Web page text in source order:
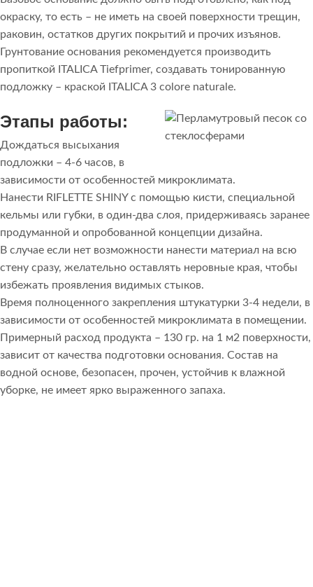
окраску, то есть – не иметь на своей поверхности трещин,
раковин, остатков других покрытий и прочих изъянов.
Грунтование основания рекомендуется производить
пропиткой ITALICA Tiefprimer, создавать тонированную
подложку – краской ITALICA 3 colore naturale.
Этапы работы:
Дождаться высыхания
подложки – 4-6 часов, в
зависимости от особенностей микроклимата.
Нанести RIFLETTE SHINY с помощью кисти, специальной
кельмы или губки, в один-два слоя, придерживаясь заранее
продуманной и опробованной концепции дизайна.
В случае если нет возможности нанести материал на всю
стену сразу, желательно оставлять неровные края, чтобы
избежать проявления видимых стыков.
Время полноценного закрепления штукатурки 3-4 недели, в
зависимости от особенностей микроклимата в помещении.
Примерный расход продукта – 130 гр. на 1 м2 поверхности,
зависит от качества подготовки основания. Состав на
водной основе, безопасен, прочен, устойчив к влажной
уборке, не имеет ярко выраженного запаха.